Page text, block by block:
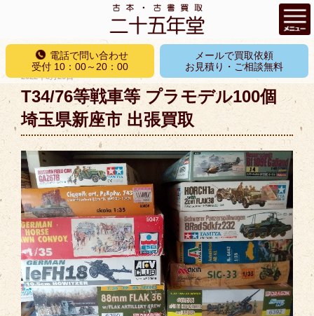
コ
テ
ン
ツ
へ
ス
キ
プ
電話で問い合わせ
受付 10：00～20：00
メールで買取依頼
お見積り・ご相談無料
日:
2022年8月26日
T34/76等戦車等 プラモデル100個
埼玉県新座市 出張買取